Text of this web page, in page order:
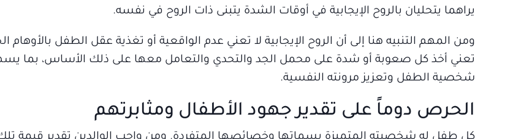
يراهما يتحليان بالروح الإيجابية في أوقات الشدة يتبنى ذات الروح في نفسه.
ومن المهم التنبيه هنا إلى أن الروح الإيجابية لا تعني عدم الواقعية أو تغذية عقل الطفل بالأوهام
تعني أخذ كل صعوبة أو شدة على محمل الجد والتحدي والتعامل معها على ذلك الأساس، بما
شخصية الطفل وتعزيز مرونته النفسية.
الحرص دوماً على تقدير جهود الأطفال ومثابرتهم